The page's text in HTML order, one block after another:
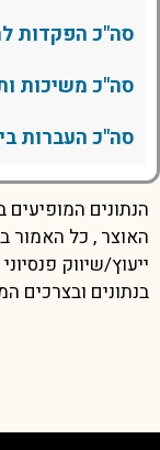
סה"כ הפקדות
סה"כ משיכות
סה"כ העברות
הנתונים
האוצר , כל האמור
ייעוץ/שיווק
בנתונים ובצרכים